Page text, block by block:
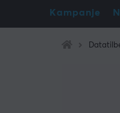
Kampanje